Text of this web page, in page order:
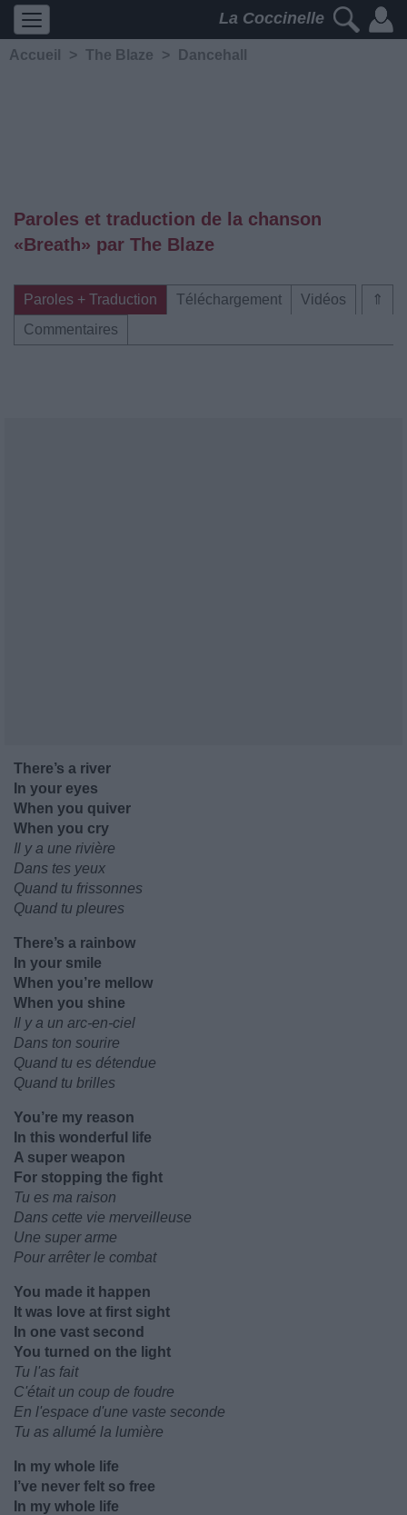
La Coccinelle
Accueil > The Blaze > Dancehall
Paroles et traduction de la chanson
«Breath» par The Blaze
⇑
Paroles + Traduction Téléchargement
Vidéos
Commentaires
There’s a river
In your eyes
When you quiver
When you cry
Il y a une rivière
Dans tes yeux
Quand tu frissonnes
Quand tu pleures
There’s a rainbow
In your smile
When you’re mellow
When you shine
Il y a un arc-en-ciel
Dans ton sourire
Quand tu es détendue
Quand tu brilles
You’re my reason
In this wonderful life
A super weapon
For stopping the fight
Tu es ma raison
Dans cette vie merveilleuse
Une super arme
Pour arrêter le combat
You made it happen
It was love at first sight
In one vast second
You turned on the light
Tu l'as fait
C'était un coup de foudre
En l'espace d'une vaste seconde
Tu as allumé la lumière
In my whole life
I’ve never felt so free
In my whole life